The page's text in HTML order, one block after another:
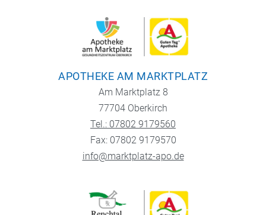
APOTHEKE AM MARKTPLATZ
Am Marktplatz 8
77704 Oberkirch
Tel.: 07802 9179560
Fax: 07802 9179570
info@marktplatz-apo.de